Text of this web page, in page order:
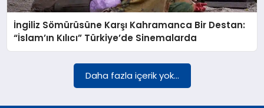
YAŞAM
İngiliz Sömürüsüne Karşı Kahramanca Bir Destan:
“İslam’ın Kılıcı” Türkiye’de Sinemalarda
Daha fazla içerik yok...